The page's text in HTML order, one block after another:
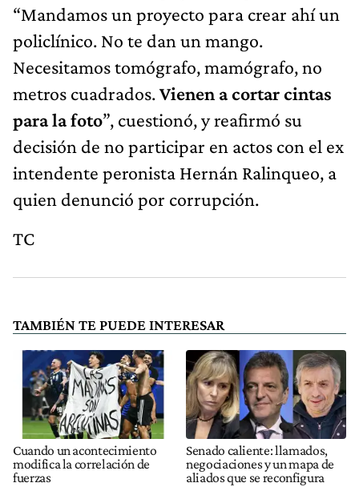
“Mandamos un proyecto para crear ahí un
policlínico. No te dan un mango.
Necesitamos tomógrafo, mamógrafo, no
metros cuadrados.Vienen a cortar cintas
para la foto”, cuestionó, y reafirmó su
decisión de no participar en actos con el ex
intendente peronista Hernán Ralinqueo, a
quien denunció por corrupción.
TC
TAMBIÉN TE PUEDE INTERESAR
Cuando un acontecimiento
modifica la correlación de
fuerzas
Senado caliente: llamados,
negociaciones y un mapa de
aliados que se reconfigura